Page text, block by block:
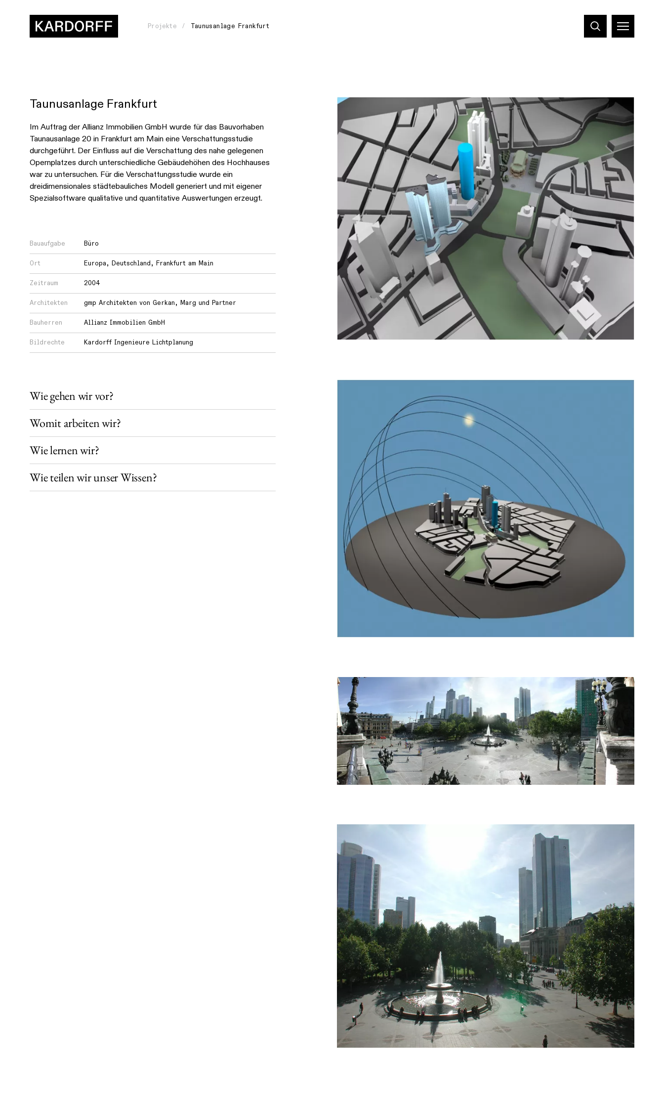
Projekte Taunusanlage Frankfurt
Taunusanlage Frankfurt
Im Auftrag der Allianz Immobilien GmbH wurde für das Bauvorhaben
Taunausanlage 20 in Frankfurt am Main eine Verschattungsstudie
durchgeführt. Der Einfluss auf die Verschattung des nahe gelegenen
Opernplatzes durch unterschiedliche Gebäudehöhen des Hochhauses
war zu untersuchen. Für die Verschattungsstudie wurde ein
dreidimensionales städtebauliches Modell generiert und mit eigener
Spezialsoftware qualitative und quantitative Auswertungen erzeugt.
Bauaufgabe Büro
Ort Europa, Deutschland, Frankfurt am Main
Zeitraum 2004
Architekten gmp Architekten von Gerkan, Marg und Partner
Bauherren Allianz Immobilien GmbH
Bildrechte Kardorff Ingenieure Lichtplanung
Wie gehen wir vor?
Womit arbeiten wir?
Wie lernen wir?
Wie teilen wir unser Wissen?
Wie
gehen
wir
vor?
Womit
arbeiten
Wie
lernen
wir?
Wie
teilen
wir